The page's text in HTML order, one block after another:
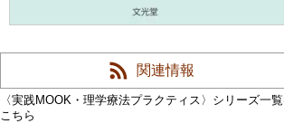
関連情報
〈実践MOOK・理学療法プラクティス〉シリーズ一
こちら